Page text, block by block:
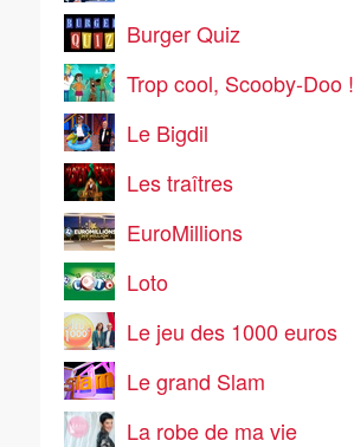
Burger Quiz
Trop cool, Scooby-Doo !
Le Bigdil
Les traîtres
EuroMillions
Loto
Le jeu des 1000 euros
Le grand Slam
La robe de ma vie